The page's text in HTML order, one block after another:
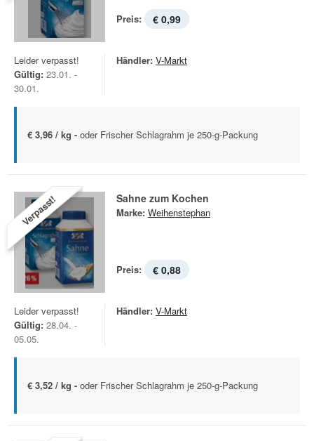
Preis: € 0,99
Leider verpasst!
Gültig: 23.01. -
30.01.
Händler: V-Markt
€ 3,96 / kg - oder Frischer Schlagrahm je 250-g-Packung
Verpasst! Sahne zum Kochen
Marke: Weihenstephan
Preis: € 0,88
Leider verpasst!
Gültig: 28.04. -
05.05.
Händler: V-Markt
€ 3,52 / kg - oder Frischer Schlagrahm je 250-g-Packung